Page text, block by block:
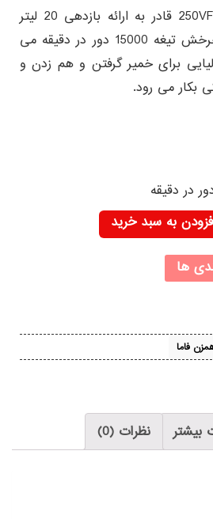
همزن برقی فاما مدل 250VF قادر به ارائه بازدهی 20 لیتر
است و دارای سرعت چرخش تیغه 15000 دور در دقیقه می
برای خمیر گرفتن و هم زدن و
بکار می رود.
به سبد خرید
ها
فاما
بیشتر نظرات (0)